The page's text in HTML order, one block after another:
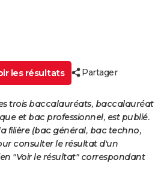
les résultats Partager
trois baccalauréats, baccalauréat
et bac professionnel, est publié.
filière (bac général, bac techno,
consulter le résultat d'un
"Voir le résultat" correspondant